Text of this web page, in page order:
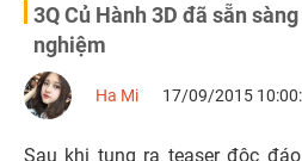
3Q Củ Hành 3D đã sẵn
nghiệm
Ha Mi 17/09/2015
Sau khi tung ra teaser độc